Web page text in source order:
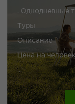
. Однодневные
Туры
Описание
Цена на
...